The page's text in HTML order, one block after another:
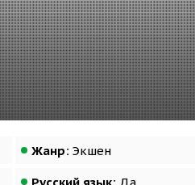
Жанр: Экшен